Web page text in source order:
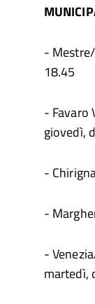
-
18.45
- Favaro
giovedì,
-
-
-
martedì,